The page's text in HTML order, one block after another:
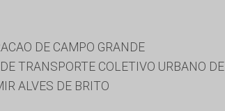
DE CAMPO GRANDE
TRANSPORTE COLETIVO URBANO
ALVES DE BRITO